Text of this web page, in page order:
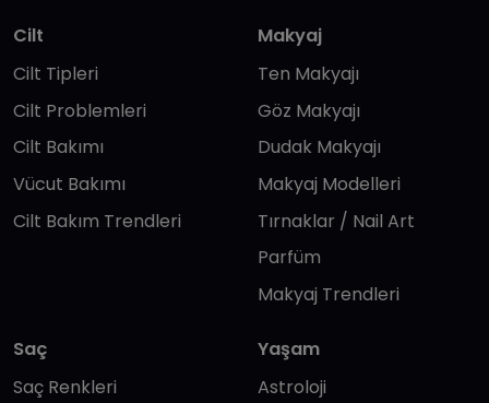
Cilt
Cilt Tipleri
Cilt Problemleri
Cilt Bakımı
Vücut Bakımı
Cilt Bakım Trendleri
Makyaj
Ten Makyajı
Göz Makyajı
Dudak Makyajı
Makyaj Modelleri
Tırnaklar / Nail Art
Parfüm
Makyaj Trendleri
Saç
Saç Renkleri
Yaşam
Astroloji